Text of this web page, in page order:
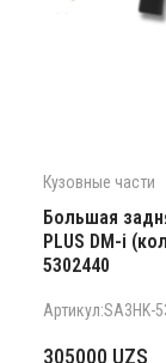
Кузовные части
Большая
PLUS DM-i
5302440
Артикул:SA3HK-
305000 UZS
Текущая